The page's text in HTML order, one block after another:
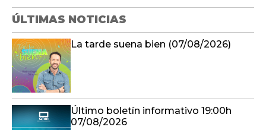
ÚLTIMAS NOTICIAS
La tarde suena bien (07/08/2026)
Último boletín informativo 19:00h
07/08/2026